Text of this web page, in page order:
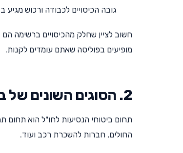
גובה הכיסויים לכבודה ורכוש מגיע
חשוב לציין שחלק מהכיסויים ברשימה הם
מופיעים בפוליסה שאתם עומדים לקנות.
2. הסוגים השונים של ביטוח נסיעות לחו"ל
תחום ביטוחי הנסיעות לחו"ל הוא תחום
החולים, חברות להשכרת רכב ועוד.